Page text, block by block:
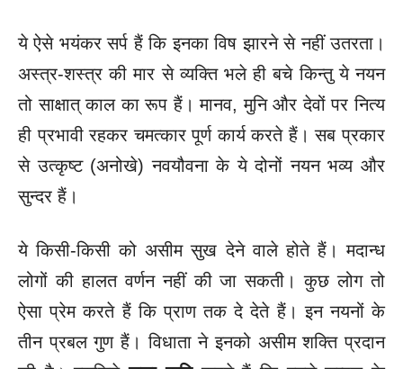
ये ऐसे भयंकर सर्प हैं कि इनका विष झारने से नहीं उतरता।
अस्त्र-शस्त्र की मार से व्यक्ति भले ही बचे किन्तु ये नयन
तो साक्षात् काल का रूप हैं। मानव, मुनि और देवों पर नित्य
ही प्रभावी रहकर चमत्कार पूर्ण कार्य करते हैं। सब प्रकार
से उत्कृष्ट (अनोखे) नवयौवना के ये दोनों नयन भव्य और
सुन्दर हैं।
ये किसी-किसी को असीम सुख देने वाले होते हैं। मदान्ध
लोगों की हालत वर्णन नहीं की जा सकती। कुछ लोग तो
ऐसा प्रेम करते हैं कि प्राण तक दे देते हैं। इन नयनों के
तीन प्रबल गुण हैं। विधाता ने इनको असीम शक्ति प्रदान